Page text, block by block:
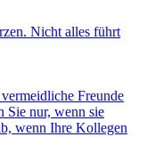
Nicht alles führt
Freunde
Sie nur, wenn sie
wenn Ihre Kollegen